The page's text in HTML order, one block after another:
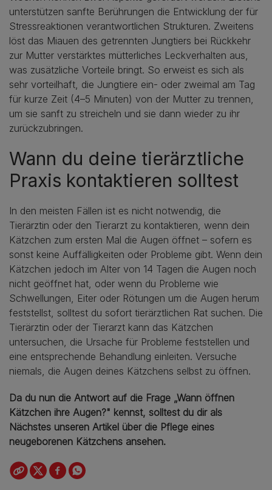
unterstützen sanfte Berührungen die Entwicklung der für
Stressreaktionen verantwortlichen Strukturen. Zweitens
löst das Miauen des getrennten Jungtiers bei Rückkehr
zur Mutter verstärktes mütterliches Leckverhalten aus,
was zusätzliche Vorteile bringt. So erweist es sich als
sehr vorteilhaft, die Jungtiere ein- oder zweimal am Tag
für kurze Zeit (4–5 Minuten) von der Mutter zu trennen,
um sie sanft zu streicheln und sie dann wieder zu ihr
zurückzubringen.
Wann du deine tierärztliche
Praxis kontaktieren solltest
In den meisten Fällen ist es nicht notwendig, die
Tierärztin oder den Tierarzt zu kontaktieren, wenn dein
Kätzchen zum ersten Mal die Augen öffnet – sofern es
sonst keine Auffälligkeiten oder Probleme gibt. Wenn dein
Kätzchen jedoch im Alter von 14 Tagen die Augen noch
nicht geöffnet hat, oder wenn du Probleme wie
Schwellungen, Eiter oder Rötungen um die Augen herum
feststellst, solltest du sofort tierärztlichen Rat suchen. Die
Tierärztin oder der Tierarzt kann das Kätzchen
untersuchen, die Ursache für Probleme feststellen und
eine entsprechende Behandlung einleiten. Versuche
niemals, die Augen deines Kätzchens selbst zu öffnen.
Da du nun die Antwort auf die Frage „Wann öffnen
Kätzchen ihre Augen?" kennst, solltest du dir als
Nächstes unseren Artikel über die Pflege eines
neugeborenen Kätzchens ansehen.